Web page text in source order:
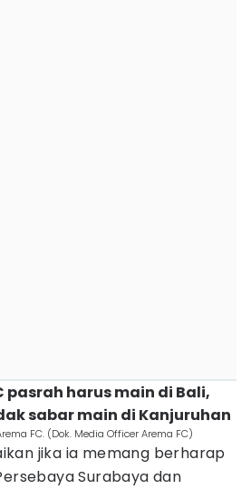
pasrah harus main di Bali,
sabar main di Kanjuruhan
FC. (Dok. Media Officer Arema FC)
jika ia memang berharap
Surabaya dan